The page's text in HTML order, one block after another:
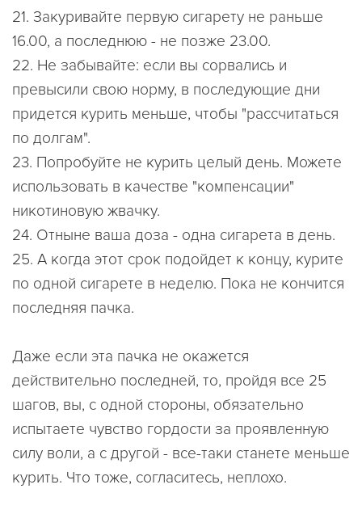
21. Закуривайте первую сигарету не раньше
16.00, а последнюю - не позже 23.00.
22. Не забывайте: если вы сорвались и
превысили свою норму, в последующие дни
придется курить меньше, чтобы "рассчитаться
по долгам".
23. Попробуйте не курить целый день. Можете
использовать в качестве "компенсации"
никотиновую жвачку.
24. Отныне ваша доза - одна сигарета в день.
25. А когда этот срок подойдет к концу, курите
по одной сигарете в неделю. Пока не кончится
последняя пачка.
Даже если эта пачка не окажется
действительно последней, то, пройдя все 25
шагов, вы, с одной стороны, обязательно
испытаете чувство гордости за проявленную
силу воли, а с другой - все-таки станете меньше
курить. Что тоже, согласитесь, неплохо.